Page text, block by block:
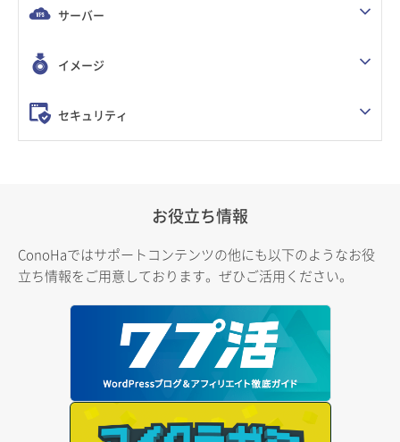
サーバー
イメージ
セキュリティ
お役立ち情報
ConoHaではサポートコンテンツの他にも以下のようなお役
立ち情報をご用意しております。ぜひご活用ください。